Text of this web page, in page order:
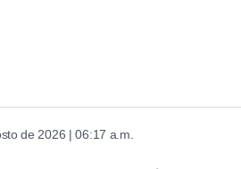
de 2026 | 06:17 a.m.